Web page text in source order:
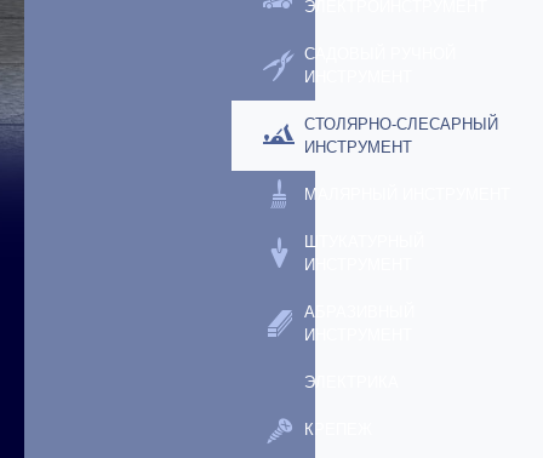
ЭЛЕКТРОИНСТРУМЕНТ
САДОВЫЙ РУЧНОЙ
ИНСТРУМЕНТ
СТОЛЯРНО-СЛЕСАРНЫЙ
ИНСТРУМЕНТ
МАЛЯРНЫЙ ИНСТРУМЕНТ
ШТУКАТУРНЫЙ
ИНСТРУМЕНТ
АБРАЗИВНЫЙ
ИНСТРУМЕНТ
ЭЛЕКТРИКА
КРЕПЕЖ